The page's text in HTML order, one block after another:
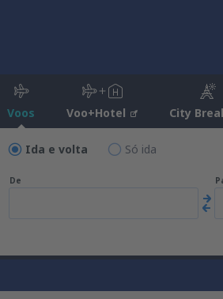
Voos Voo+Hotel City
Ida e volta Só ida
De